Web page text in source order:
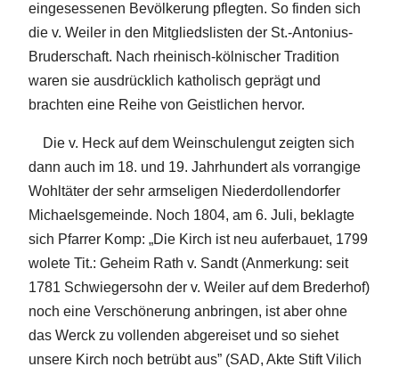
eingesessenen Bevölkerung pflegten. So finden sich
die v. Weiler in den Mitgliedslisten der St.-Antonius-
Bruderschaft. Nach rheinisch-kölnischer Tradition
waren sie ausdrücklich katholisch geprägt und
brachten eine Reihe von Geistlichen hervor.
Die v. Heck auf dem Weinschulengut zeigten sich
dann auch im 18. und 19. Jahrhundert als vorrangige
Wohltäter der sehr armseligen Niederdollendorfer
Michaelsgemeinde. Noch 1804, am 6. Juli, beklagte
sich Pfarrer Komp: „Die Kirch ist neu auferbauet, 1799
wolete Tit.: Geheim Rath v. Sandt (Anmerkung: seit
1781 Schwiegersohn der v. Weiler auf dem Brederhof)
noch eine Verschönerung anbringen, ist aber ohne
das Werck zu vollenden abgereiset und so siehet
unsere Kirch noch betrübt aus” (SAD, Akte Stift Vilich